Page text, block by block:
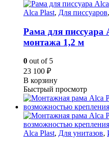
Alca Plast, Для писсуаров,
Рама для писсуара
монтажа 1,2 м
0 out of 5
23 100 ₽
В корзину
Быстрый просмотр
Alca Plast, Для унитазов,